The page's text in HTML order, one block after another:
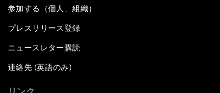
参加する（個人、組織）
プレスリリース登録
ニュースレター購読
連絡先 (英語のみ)